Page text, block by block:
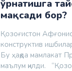
ўрнатишга
мақсади бор?
Қозоғистон
конструктив
Бу ҳақда мамлакат
маълум қилди.